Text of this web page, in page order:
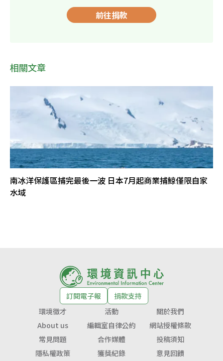
前往捐款
相關文章
南冰洋保護區捕完最後一波 日本7月起商業捕鯨僅限自家
水域
訂閱電子報
捐款支持
環境徵才
活動
關於我們
About us
編輯室自律公約
網站授權條款
常見問題
合作媒體
投稿須知
隱私權政策
獲獎紀錄 意見回饋